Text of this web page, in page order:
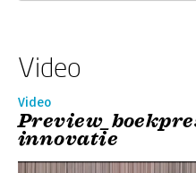
Video
Video
innovatie